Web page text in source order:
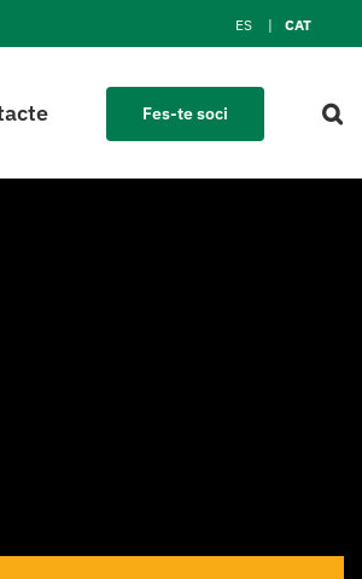
ES CAT
Fes-te soci